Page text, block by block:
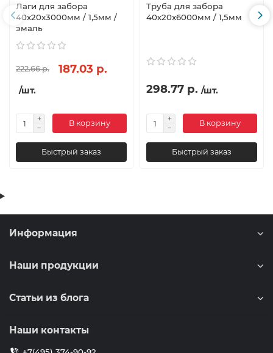
Лаги для забора
40х20x3000мм / 1,5мм /
эмаль
222.66 р. 187.03 р.
/шт.
В корзину
Быстрый заказ
Труба для забора
40х20x6000мм / 1,5мм
298.77 р. /шт.
В корзину
Быстрый заказ
Информация
Наши продукции
Статьи из блога
Наши контакты